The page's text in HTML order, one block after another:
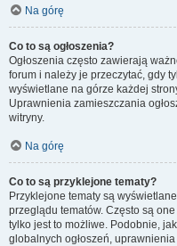
Na górę
Co to są ogłoszenia?
Ogłoszenia często zawierają
forum i należy je przeczytać, gdy
wyświetlane na górze każdej
Uprawnienia zamieszczania
witryny.
Na górę
Co to są przyklejone tematy?
Przyklejone tematy są
przeglądu tematów. Często są
tylko jest to możliwe. Podobnie,
globalnych ogłoszeń,